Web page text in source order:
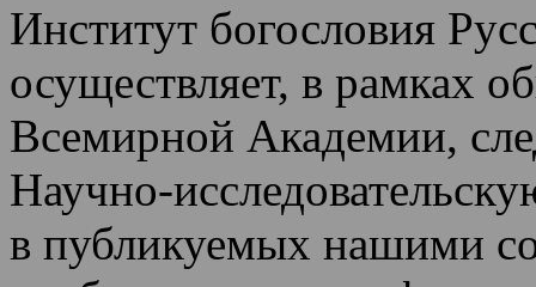
Институт богословия
осуществляет, в рамках
Всемирной Академии,
Научно-
в публикуемых нашими